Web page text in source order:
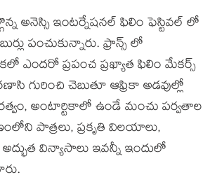
అనెస్సి ఇంటర్నేషనల్ ఫిలిం ఫెస్టివల్ లో
పంచుకున్నారు. ఫ్రాన్స్ లో
ఎందరో ప్రపంచ ప్రఖ్యాత ఫిలిం మేకర్స్
గురించి చెబుతూ ఆఫ్రికా అడవుల్లో
అంటార్టికాలో ఉండే మంచు పర్వతాల
పాత్రలు, ప్రకృతి విలయాలు,
విన్యాసాలు ఇవన్నీ ఇందులో